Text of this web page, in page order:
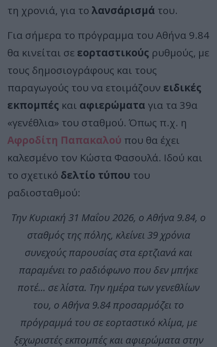
τη χρονιά, για το λανσάρισμά του.
Για σήμερα το πρόγραμμα του Αθήνα 9.84
θα κινείται σε εορταστικούς ρυθμούς, με
τους δημοσιογράφους και τους
παραγωγούς του να ετοιμάζουν ειδικές
εκπομπές και αφιερώματα για τα 39α
«γενέθλια» του σταθμού. Όπως π.χ. η
Αφροδίτη Παπακαλού που θα έχει
καλεσμένο τον Κώστα Φασουλά. Ιδού και
το σχετικό δελτίο τύπου του
ραδιοσταθμού:
Την Κυριακή 31 Μαΐου 2026, ο Αθήνα 9.84, ο
σταθμός της πόλης, κλείνει 39 χρόνια
συνεχούς παρουσίας στα ερτζιανά και
παραμένει το ραδιόφωνο που δεν μπήκε
ποτέ... σε λίστα. Την ημέρα των γενεθλίων
του, ο Αθήνα 9.84 προσαρμόζει το
πρόγραμμά του σε εορταστικό κλίμα, με
ξεχωριστές εκπομπές και αφιερώματα στην